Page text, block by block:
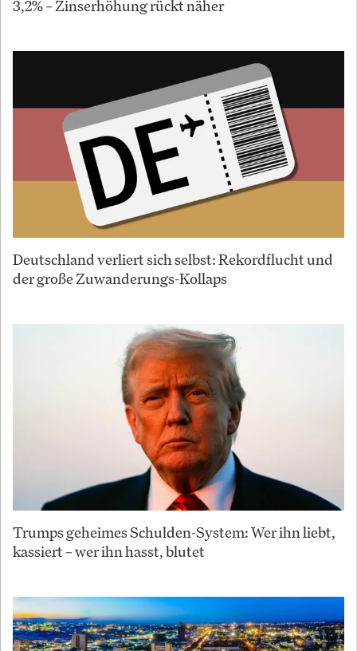
3,2% – Zinserhöhung rückt näher
Deutschland verliert sich selbst: Rekordflucht und
der große Zuwanderungs-Kollaps
Trumps geheimes Schulden-System: Wer ihn liebt,
kassiert – wer ihn hasst, blutet